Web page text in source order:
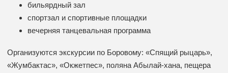
бильярдный зал
спортзал и спортивные площадки
вечерняя танцевальная программа
Организуются экскурсии по Боровому: «Спящий рыцарь»,
«Жумбактас», «Окжетпес», поляна Абылай-хана, пещера